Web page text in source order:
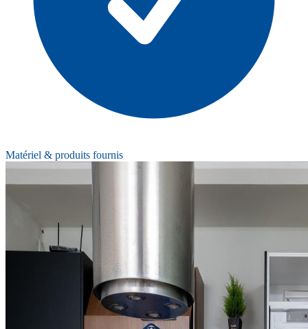
Matériel & produits fournis